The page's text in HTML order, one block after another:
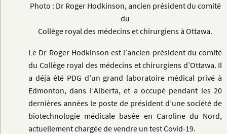
Photo : Dr Roger Hodkinson, ancien président du comité
du
Collège royal des médecins et chirurgiens à Ottawa.
Le Dr Roger Hodkinson est l’ancien président du comité
du Collège royal des médecins et chirurgiens d’Ottawa. Il
a déjà été PDG d’un grand laboratoire médical privé à
Edmonton, dans l’Alberta, et a occupé pendant les 20
dernières années le poste de président d’une société de
biotechnologie médicale basée en Caroline du Nord,
actuellement chargée de vendre un test Covid-19.